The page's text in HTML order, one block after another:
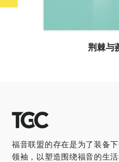
荆棘与
福音联盟的存在是为了装备
领袖，以塑造围绕福音的生活